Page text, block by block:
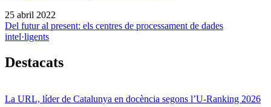
25 abril 2022
Del futur al present: els centres de processament de dades
intel·ligents
Destacats
La URL, líder de Catalunya en docència segons l’U-Ranking 2026